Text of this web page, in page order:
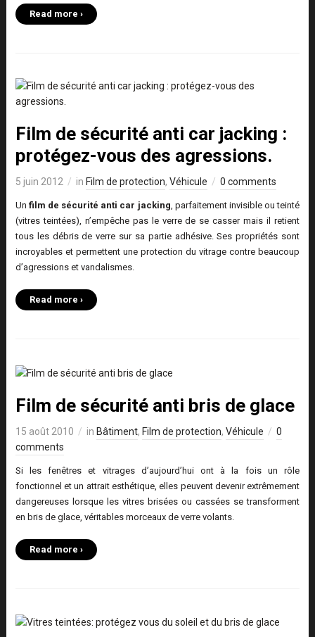
Read more ›
Film de sécurité anti car jacking :
protégez-vous des agressions.
5 juin 2012 in Film de protection, Véhicule 0 comments
Un film de sécurité anti car jacking, parfaitement invisible ou teinté
(vitres teintées), n’empêche pas le verre de se casser mais il retient
tous les débris de verre sur sa partie adhésive. Ses propriétés sont
incroyables et permettent une protection du vitrage contre beaucoup
d’agressions et vandalismes.
Read more ›
Film de sécurité anti bris de glace
15 août 2010 in Bâtiment, Film de protection, Véhicule
0
comments
Si les fenêtres et vitrages d’aujourd’hui ont à la fois un rôle
fonctionnel et un attrait esthétique, elles peuvent devenir extrêmement
dangereuses lorsque les vitres brisées ou cassées se transforment
en bris de glace, véritables morceaux de verre volants.
Read more ›